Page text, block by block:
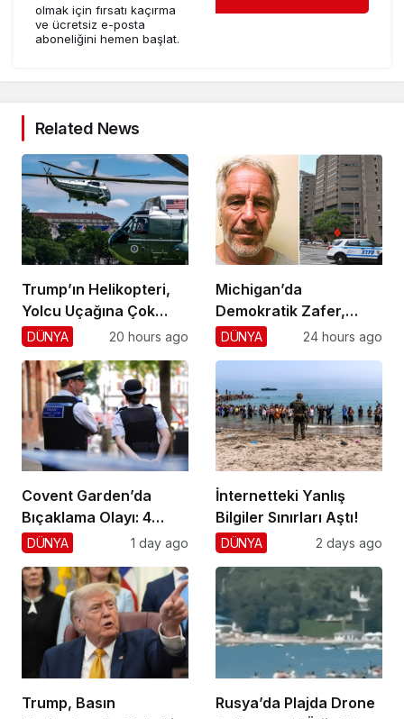
olmak için fırsatı kaçırma
ve ücretsiz e-posta
aboneliğini hemen başlat.
Related News
Trump’ın Helikopteri,
Yolcu Uçağına Çok
Yaklaştı!
DÜNYA 20 hours ago
Michigan’da
Demokratik Zafer,
Cumhuriyetçilere
DÜNYA 24 hours ago
Covent Garden’da
Bıçaklama Olayı: 4
Yaralı, 1 Gözaltı
DÜNYA 1 day ago
İnternetteki Yanlış
Bilgiler Sınırları Aştı!
DÜNYA 2 days ago
Trump, Basın
Rusya’da Plajda Drone